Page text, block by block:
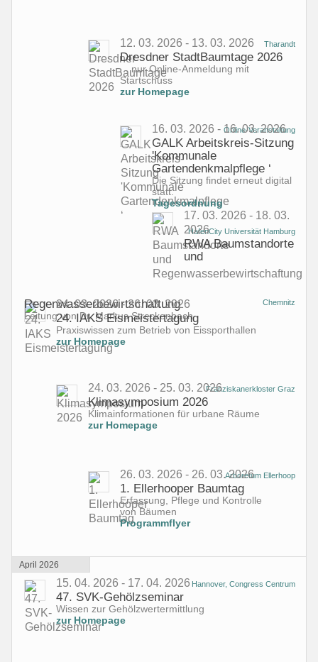
12. 03. 2026 - 13. 03. 2026
Dresdner StadtBaumtage 2026
... nur Online-Anmeldung mit
Startschuss
zur Homepage
Tharandt
16. 03. 2026 - 16. 03. 2026
GALK Arbeitskreis-Sitzung
'Kommunale
Gartendenkmalpflege ‘
Die Sitzung findet erneut digital
statt.
Tagesordnung
Online-Veranstaltung
17. 03. 2026 - 18. 03.
2026
RWA Baumstandorte
und
Regenwasserbewirtschaftung
Leitung von Dr. Markus Streckenbach
HafenCity Universität Hamburg
24. 03. 2026 - 26. 03. 2026
24. IAKS Eismeistertagung
Praxiswissen zum Betrieb von Eissporthallen
zur Homepage
Chemnitz
24. 03. 2026 - 25. 03. 2026
Klimasymposium 2026
Klimainformationen für urbane Räume
zur Homepage
Franziskanerkloster Graz
26. 03. 2026 - 26. 03. 2026
1. Ellerhooper Baumtag
Erfassung, Pflege und Kontrolle
von Bäumen
Programmflyer
Arboretum Ellerhoop
April 2026
15. 04. 2026 - 17. 04. 2026
47. SVK-Gehölzseminar
Wissen zur Gehölzwertermittlung
zur Homepage
Hannover, Congress Centrum